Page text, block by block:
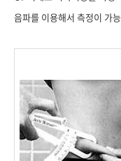
음파를 이용해서 측정이 가